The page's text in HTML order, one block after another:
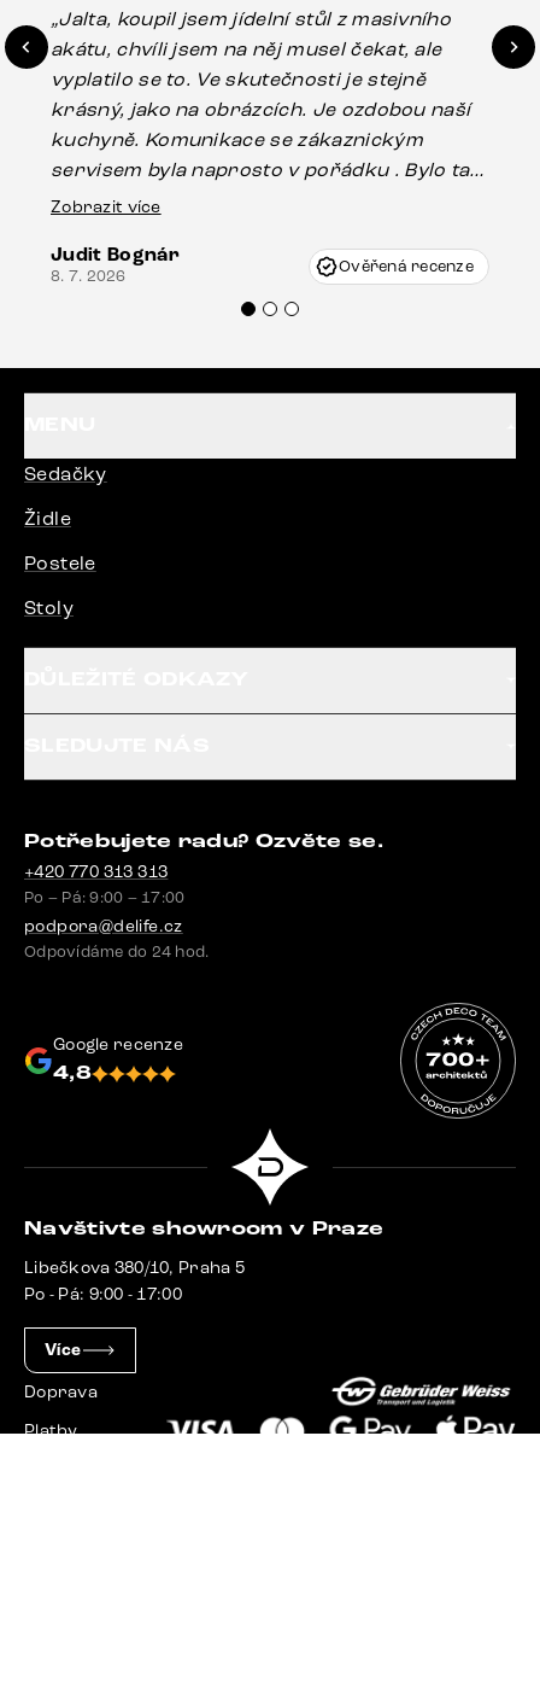
„Jalta, koupil jsem jídelní stůl z masivního
akátu, chvíli jsem na něj musel čekat, ale
vyplatilo se to. Ve skutečnosti je stejně
krásný, jako na obrázcích. Je ozdobou naší
kuchyně. Komunikace se zákaznickým
servisem byla naprosto v pořádku . Bylo tam
drobné poškození u nohy stolu, které mohlo
Vincze mi velmi korektně vyšli vstříc.
Doporučuji produkty Delife všem.“
Zobrazit více
Judit Bognár
8. 7. 2026 Ověřená recenze
Sedačky
Židle
Postele
Stoly
Potřebujete radu? Ozvěte se.
+420 770 313 313
Po – Pá: 9:00 – 17:00
podpora@delife.cz
Odpovídáme do 24 hod.
Google recenze
4,8
Navštivte showroom v Praze
Libečkova 380/10, Praha 5
Po - Pá: 9:00 - 17:00
Více
Doprava
Platby